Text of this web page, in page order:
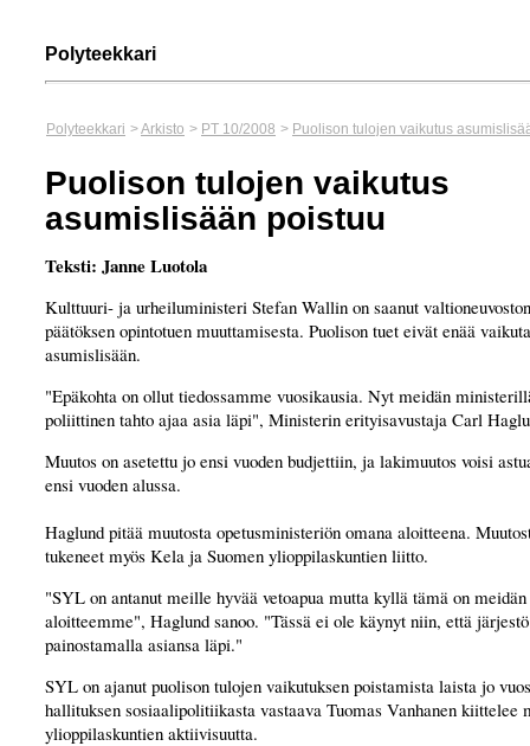
Polyteekkari
Polyteekkari >Arkisto > PT 10/2008 > Puolison tulojen vaikutus
Puolison tulojen vaikutus
asumislisään poistuu
Teksti: Janne Luotola
Kulttuuri- ja urheiluministeri Stefan Wallin on saanut
päätöksen opintotuen muuttamisesta. Puolison tuet eivät enää
asumislisään.
"Epäkohta on ollut tiedossamme vuosikausia. Nyt meidän
poliittinen tahto ajaa asia läpi", Ministerin erityisavustaja Carl
Muutos on asetettu jo ensi vuoden budjettiin, ja lakimuutos voisi
ensi vuoden alussa.
Haglund pitää muutosta opetusministeriön omana aloitteena.
tukeneet myös Kela ja Suomen ylioppilaskuntien liitto.
"SYL on antanut meille hyvää vetoapua mutta kyllä tämä on
aloitteemme", Haglund sanoo. "Tässä ei ole käynyt niin, että
painostamalla asiansa läpi."
SYL on ajanut puolison tulojen vaikutuksen poistamista laista jo
hallituksen sosiaalipolitiikasta vastaava Tuomas Vanhanen kiittelee
ylioppilaskuntien aktiivisuutta.